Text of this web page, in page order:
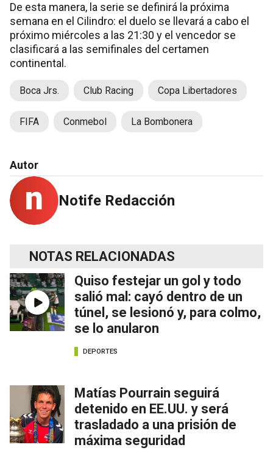
De esta manera, la serie se definirá la próxima
semana en el Cilindro: el duelo se llevará a cabo el
próximo miércoles a las 21:30 y el vencedor se
clasificará a las semifinales del certamen
continental.
Boca Jrs. Club Racing Copa Libertadores
FIFA Conmebol La Bombonera
Autor
Notife Redacción
NOTAS RELACIONADAS
Quiso festejar un gol y todo
salió mal: cayó dentro de un
túnel, se lesionó y, para colmo,
se lo anularon
DEPORTES
Matías Pourrain seguirá
detenido en EE.UU. y será
trasladado a una prisión de
máxima seguridad